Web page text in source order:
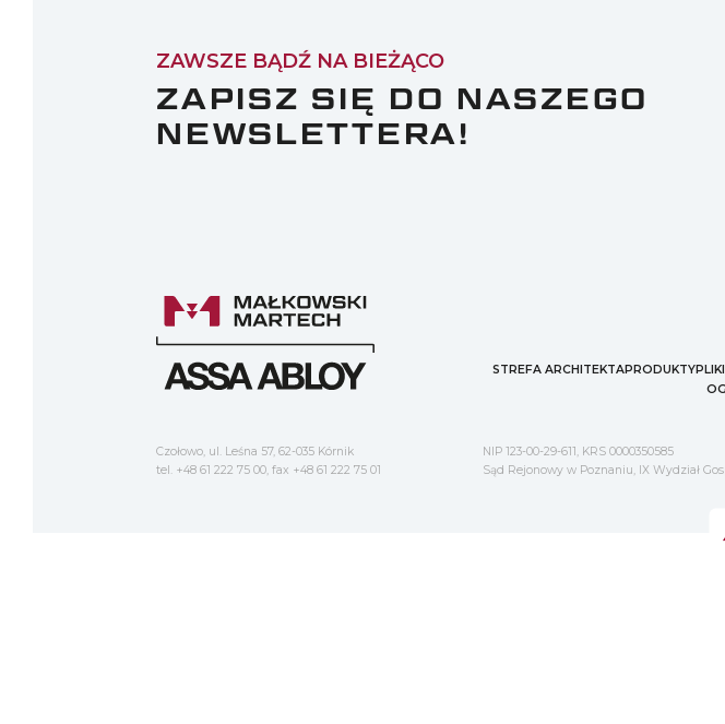
ZAWSZE BĄDŹ NA BIEŻĄCO
ZAPISZ SIĘ DO NASZEGO
NEWSLETTERA!
STREFA ARCHITEKTAPRODUKTY
Czołowo, ul. Leśna 57, 62-035 Kórnik
tel. +48 61 222 75 00, fax +48 61 222 75 01
NIP 123-00-29-611, KRS 0000350585
Sąd Rejonowy w Poznaniu, IX Wydział